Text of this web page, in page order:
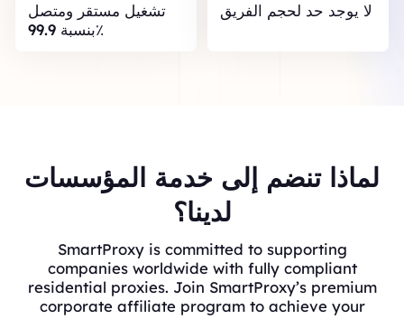
تشغيل مستقر ومتصل
بنسبة 99.9٪
لا يوجد حد لحجم الفريق
لماذا تنضم إلى خدمة المؤسسات
لدينا؟
SmartProxy is committed to supporting
companies worldwide with fully compliant
residential proxies. Join SmartProxy’s premium
corporate affiliate program to achieve your